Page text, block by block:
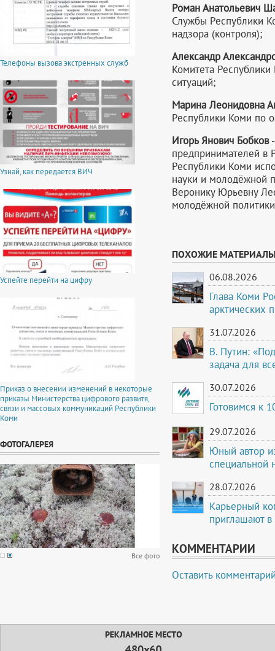
Телефоны вызова экстренных служб
Узнай, как передается ВИЧ
Успейте перейти на цифру
Приказ о внесении изменений в некоторые
приказы Министерства цифрового развитя,
связи и массовых коммуникаций Республики
Коми
ФОТОГАЛЕРЕЯ
Все фото
Роман Анатольевич
Службы Республики
надзора (контроля);
Александр
Комитета
ситуаций;
Марина Леонидовна
Республики Коми по
Игорь Янович Бобков-
предпринимателей в
Республики Коми
науки и молодёжной
Веронику Юрьевну
молодёжной
ПОХОЖИЕ
06.08.2026
Глава Коми
арктических
31.07.2026
В. Путин:
задача для
30.07.2026
Готовимся к
29.07.2026
Юный автор
специальной
28.07.2026
Карьерный
приглашают
КОММЕНТАРИИ
Оставить